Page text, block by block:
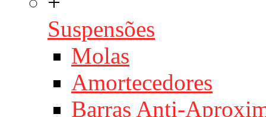
Suspensões
Molas
Amortecedores
Barras Anti-